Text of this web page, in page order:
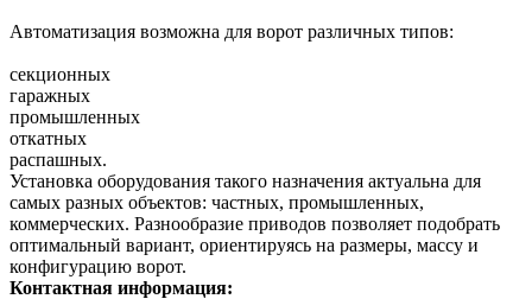
Автоматизация возможна для ворот различных типов:
секционных
гаражных
промышленных
откатных
распашных.
Установка оборудования такого назначения актуальна для
самых разных объектов: частных, промышленных,
коммерческих. Разнообразие приводов позволяет подобрать
оптимальный вариант, ориентируясь на размеры, массу и
конфигурацию ворот.
Контактная информация: